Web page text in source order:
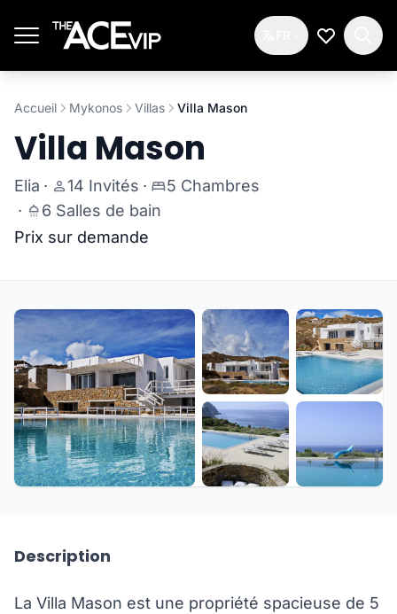
Ma Liste
Accueil Mykonos Villas Villa Mason
Villa Mason
Elia · 14 Invités ·
5 Chambres
·
6 Salles de bain
Prix sur demande
Description
La Villa Mason est une propriété spacieuse de 5